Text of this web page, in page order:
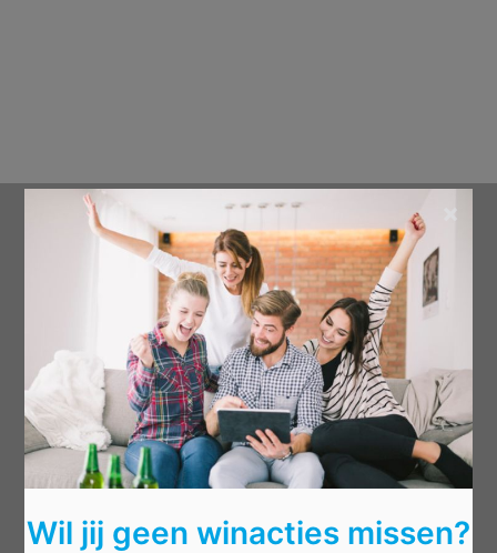
Categorieën
Cadeau
Dieren
Elektronica
Eten/drinken
Kinderen
Wil jij geen winacties missen?